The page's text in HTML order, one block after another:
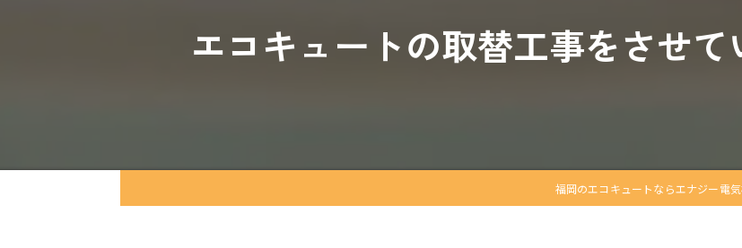
エコキュートの取替工事をさせて
福岡のエコキュートならエナジー電